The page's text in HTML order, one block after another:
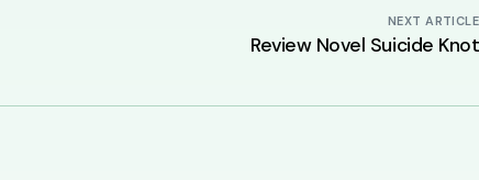
NEXT ARTICLE
Review Novel Suicide Knot